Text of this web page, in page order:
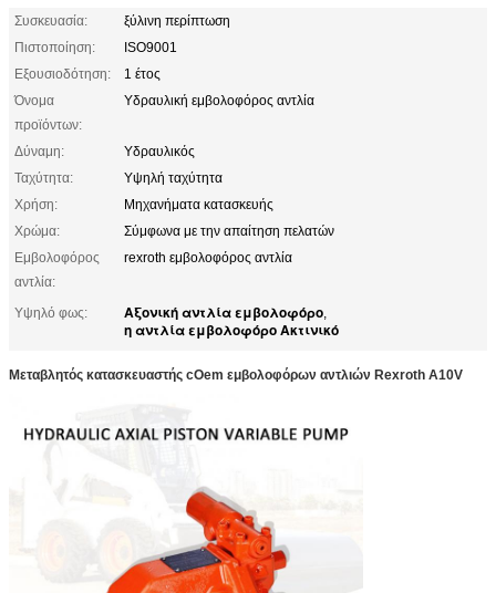
Συσκευασία:
ξύλινη περίπτωση
Πιστοποίηση:
ISO9001
Εξουσιοδότηση:
1 έτος
Όνομα
προϊόντων:
Υδραυλική εμβολοφόρος αντλία
Δύναμη:
Υδραυλικός
Ταχύτητα:
Υψηλή ταχύτητα
Χρήση:
Μηχανήματα κατασκευής
Χρώμα:
Σύμφωνα με την απαίτηση πελατών
Εμβολοφόρος
αντλία:
rexroth εμβολοφόρος αντλία
Υψηλό φως: Αξονική αντλία εμβολοφόρο,
η αντλία εμβολοφόρο Ακτινικό
Μεταβλητός κατασκευαστής cOem εμβολοφόρων αντλιών Rexroth A10V